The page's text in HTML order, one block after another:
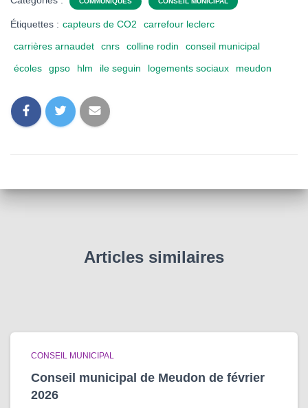
Étiquettes : capteurs de CO2
carrefour leclerc
carrières arnaudet
cnrs colline rodin
conseil municipal
écoles
gpso hlm ile seguin logements sociaux meudon
Articles similaires
CONSEIL MUNICIPAL
Conseil municipal de Meudon de février
2026